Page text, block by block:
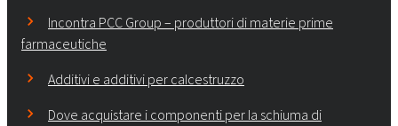
Incontra PCC Group – produttori di materie prime
farmaceutiche
Additivi e additivi per calcestruzzo
Dove acquistare i componenti per la schiuma di